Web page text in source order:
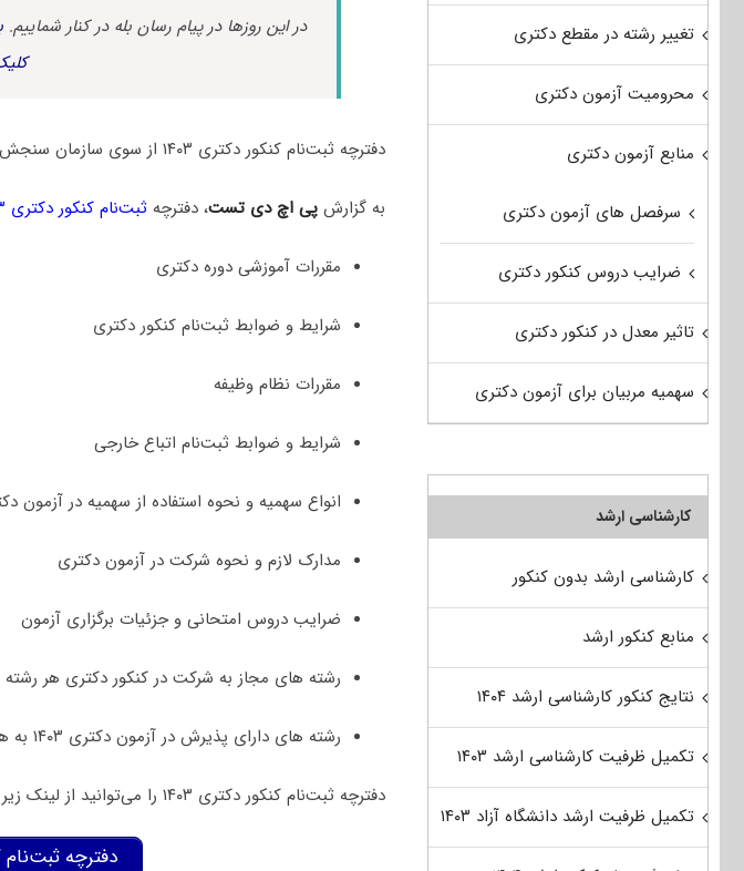
در این روزها در پیام رسان بله در کنار شماییم.
دفترچه ثبت‌نام کنکور دکتری ۱۴۰۳ از سوی سازمان سنجش منتشر شد.
به گزارش پی اچ دی تست، دفترچه ثبت‌نام کنکور دکتری ۱۴۰۳
مقررات آموزشی دوره دکتری
شرایط و ضوابط ثبت‌نام کنکور دکتری
مقررات نظام وظیفه
شرایط و ضوابط ثبت‌نام اتباع خارجی
انواع سهمیه و نحوه استفاده از سهمیه در آزمون
مدارک لازم و نحوه شرکت در آزمون دکتری
ضرایب دروس امتحانی و جزئیات برگزاری آزمون
رشته های مجاز به شرکت در کنکور دکتری هر رشته
رشته های دارای پذیرش در آزمون دکتری ۱۴۰۳ به همراه سرفصل های امتحانی
دفترچه ثبت‌نام کنکور دکتری ۱۴۰۳ را می‌توانید از لینک زیر دریافت کنید:
دفترچه ثبت‌نام
تغییر رشته در مقطع دکتری
محرومیت آزمون دکتری
منابع آزمون دکتری
سرفصل های آزمون دکتری
ضرایب دروس کنکور دکتری
تاثیر معدل در کنکور دکتری
سهمیه مربیان برای آزمون دکتری
کارشناسی ارشد
کارشناسی ارشد بدون کنکور
منابع کنکور ارشد
نتایج کنکور کارشناسی ارشد ۱۴۰۴
تکمیل ظرفیت کارشناسی ارشد ۱۴۰۳
تکمیل ظرفیت ارشد دانشگاه آزاد ۱۴۰۳